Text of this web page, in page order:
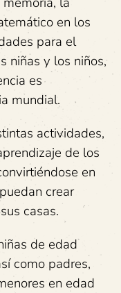
en los
para el
niñas y los niños,
es
mundial.
actividades,
de los
en
crear
casas.
de edad
como padres,
en edad